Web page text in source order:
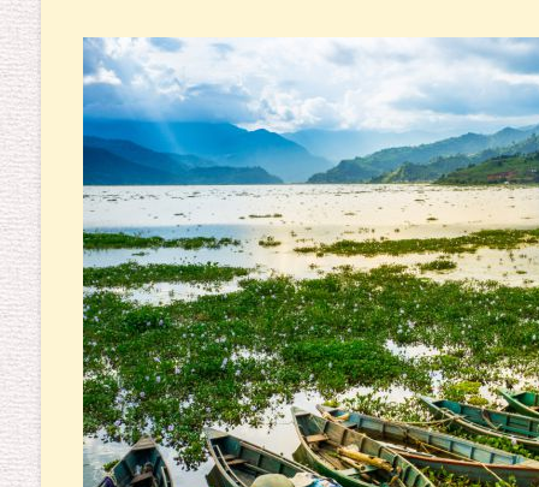
Mit Pokhara änderten sich dann für uns
internationalen Trekking und
Hütte hier. Geld lag auf der Strasse oder
vielen internationalen Touristen, so
Zentrum war, wie in so vielen anderen
auch, ein Spießrutenlauf durch die Masse
Restaurants, Taxifahrern und Verkäufern
Outdoorbekleidung. Denn jeder schien
Annapurnatrek, die heißen Quellen von
wenigstens nur einfach westlich
Feiern zu wollen. Das Geld saß locker.
nicht das Eine ohne das Andere. Will
muss man mit ihren negativen Seiten,
Touristenort auf diesem Erdball gibt, klar